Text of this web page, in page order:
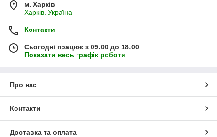
м. Харків
Харків, Україна
Контакти
Сьогодні працює з 09:00 до 18:00
Показати весь графік роботи
Про нас
Контакти
Доставка та оплата